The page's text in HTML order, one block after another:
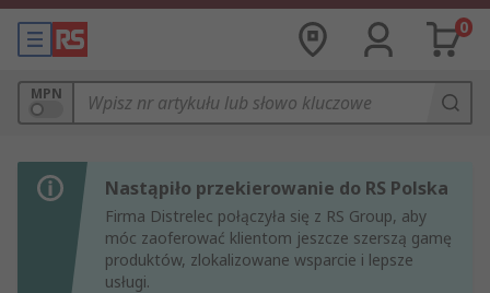
0
MPN
Nastąpiło przekierowanie do RS Polska
Firma Distrelec połączyła się z RS Group, aby
móc zaoferować klientom jeszcze szerszą gamę
produktów, zlokalizowane wsparcie i lepsze
usługi.